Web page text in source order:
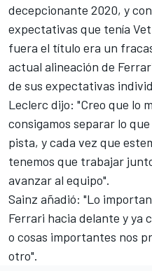
decepcionante 2020, y
expectativas que tenía
fuera el título era un
actual alineación de
de sus expectativas
Leclerc dijo: "Creo que lo
consigamos separar lo
pista, y cada vez que
tenemos que trabajar
avanzar al equipo".
Sainz añadió: "Lo
Ferrari hacia delante y ya
o cosas importantes nos
otro".